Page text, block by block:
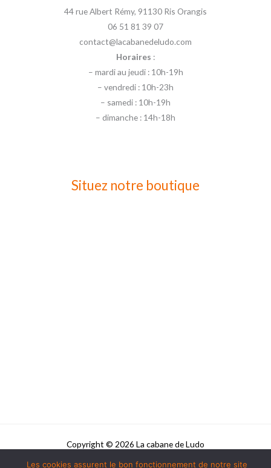
44 rue Albert Rémy, 91130 Ris Orangis
06 51 81 39 07
contact@lacabanedeludo.com
Horaires :
– mardi au jeudi : 10h-19h
– vendredi : 10h-23h
– samedi : 10h-19h
– dimanche : 14h-18h
Situez notre boutique
Copyright © 2026 La cabane de Ludo
Les cookies assurent le bon fonctionnement de notre site